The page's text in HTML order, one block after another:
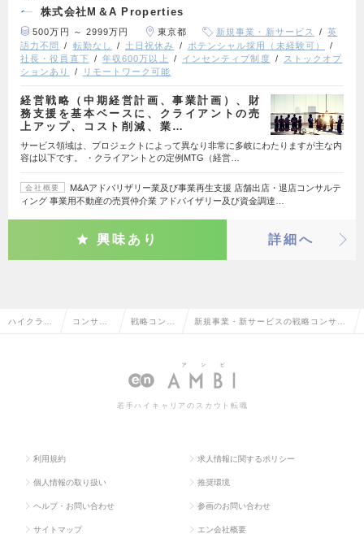
株式会社M＆A Properties
500万円 ～ 2999万円 東京都 新規事業・新サービス
英
語力不問
転勤なし 土日祝休み
ポテンシャル採用（未経験可）
社長・役員直下
年収600万以上 インセンティブ制度
ストックオプ
ションあり
リモートワーク可能
経営戦略（中期経営計画、事業計画）、財
務支援を基本ベースに、クライアントの売
上アップ、コスト削減、業…
サービス領域は、プロジェクトによって異なり非常に多岐にわたりますが主な内
容は以下です。 ・クライアントとの定例MTG（経営…
会社概要
M&Aアドバリザリー業及び事業再生支援 店舗出店・退店コンサルテ
ィング 事業用不動産の売買仲介業 アドバイザリー及び資金調達…
興味あり 詳細へ
ハイクラス コンサル 戦略コンサ 新規事業・新サービスの戦略コンサル
若手ハイキャリアのスカウト転職
利用規約 求人情報に関するポリシー
個人情報の取り扱い 推奨環境
ヘルプ・お問い合わせ 参画のお問い合わせ
サイトマップ エン会社概要